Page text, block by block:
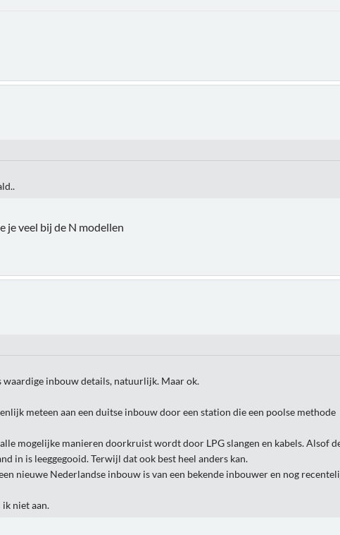
je veel bij de N modellen
waardige inbouw details, natuurlijk. Maar ok.
meteen aan een duitse inbouw door een station die een poolse methode
mogelijke manieren doorkruist wordt door LPG slangen en kabels. Alsof
in is leeggegooid. Terwijl dat ook best heel anders kan.
nieuwe Nederlandse inbouw is van een bekende inbouwer en nog
niet aan.